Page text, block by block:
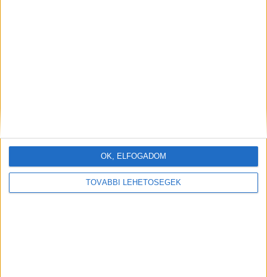
TOVÁBBI LEHETŐSÉGEK
OK, ELFOGADOM